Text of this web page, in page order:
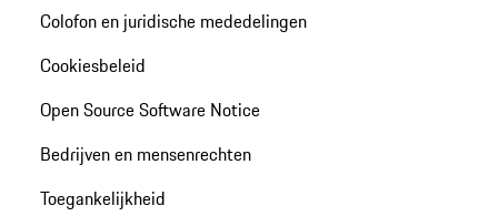
Colofon en juridische mededelingen
Cookiesbeleid
Open Source Software Notice
Bedrijven en mensenrechten
Toegankelijkheid